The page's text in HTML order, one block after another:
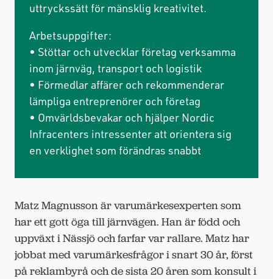
uttryckssätt för mänsklig kreativitet.
Arbetsuppgifter:
• Stöttar och utvecklar företag verksamma
inom järnväg, transport och logistik
• Förmedlar affärer och rekommenderar
lämpliga entreprenörer och företag
• Omvärldsbevakar och hjälper Nordic
Infracenters intressenter att orientera sig
en verklighet som förändras snabbt
Matz Magnusson är varumärkesexperten som
har ett gott öga till järnvägen. Han är född och
uppväxt i Nässjö och farfar var rallare. Matz har
jobbat med varumärkesfrågor i snart 30 år, först
på reklambyrå och de sista 20 åren som konsult i